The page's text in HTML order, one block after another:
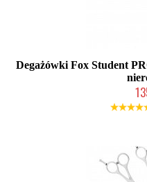
Degażówki Fox Student
Duża ilość